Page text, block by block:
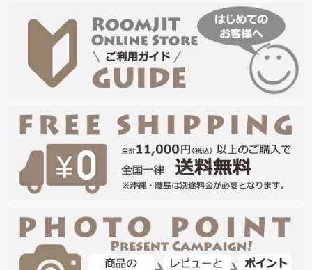
インテリア小物
日用品
ご利用ガイド
よくある質問
お問い合わせ